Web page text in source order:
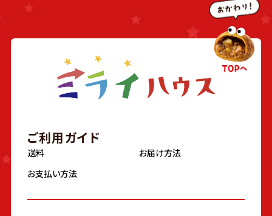
ご利用ガイド
送料
お届け方法
お支払い方法